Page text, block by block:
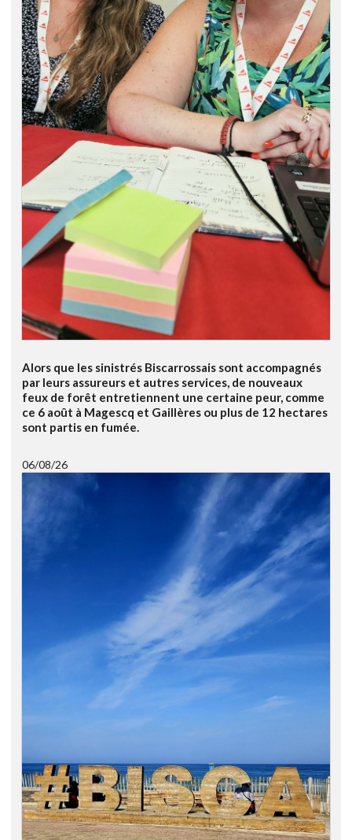
Alors que les sinistrés Biscarrossais sont accompagnés
par leurs assureurs et autres services, de nouveaux
feux de forêt entretiennent une certaine peur, comme
ce 6 août à Magescq et Gaillères ou plus de 12 hectares
sont partis en fumée.
06/08/26